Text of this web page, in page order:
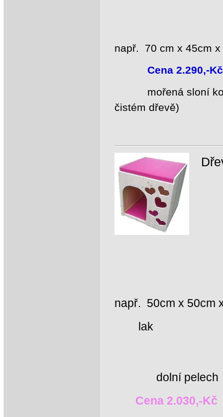
např. 70 cm x 45cm
Cena 2.290,-Kč
mořená sloní kost
čistém dřevě)
např. 50cm x 50cm
dolní pelech
Cena 2.030,-Kč